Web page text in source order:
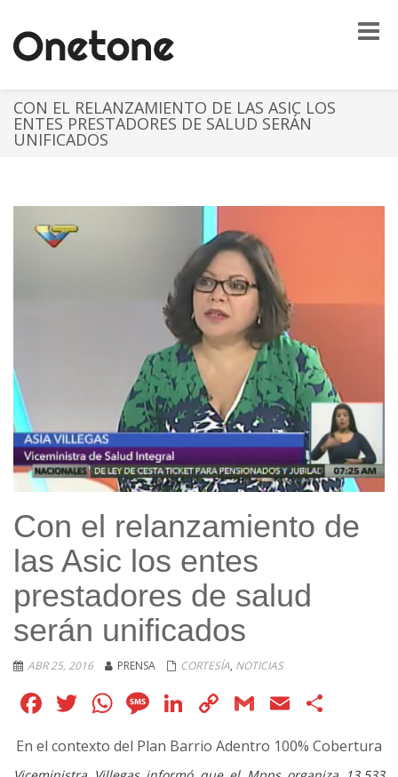
Toggle
CON EL RELANZAMIENTO DE LAS ASIC LOS
ENTES PRESTADORES DE SALUD SERÁN
UNIFICADOS
Con el relanzamiento de
las Asic los entes
prestadores de salud
serán unificados
ABR 25, 2016 PRENSA CORTESÍA, NOTICIAS
Facebook
Twitter
WhatsApp
Message
LinkedIn
Copy
Link
GmailEmail
En el contexto del Plan Barrio Adentro 100% Cobertura